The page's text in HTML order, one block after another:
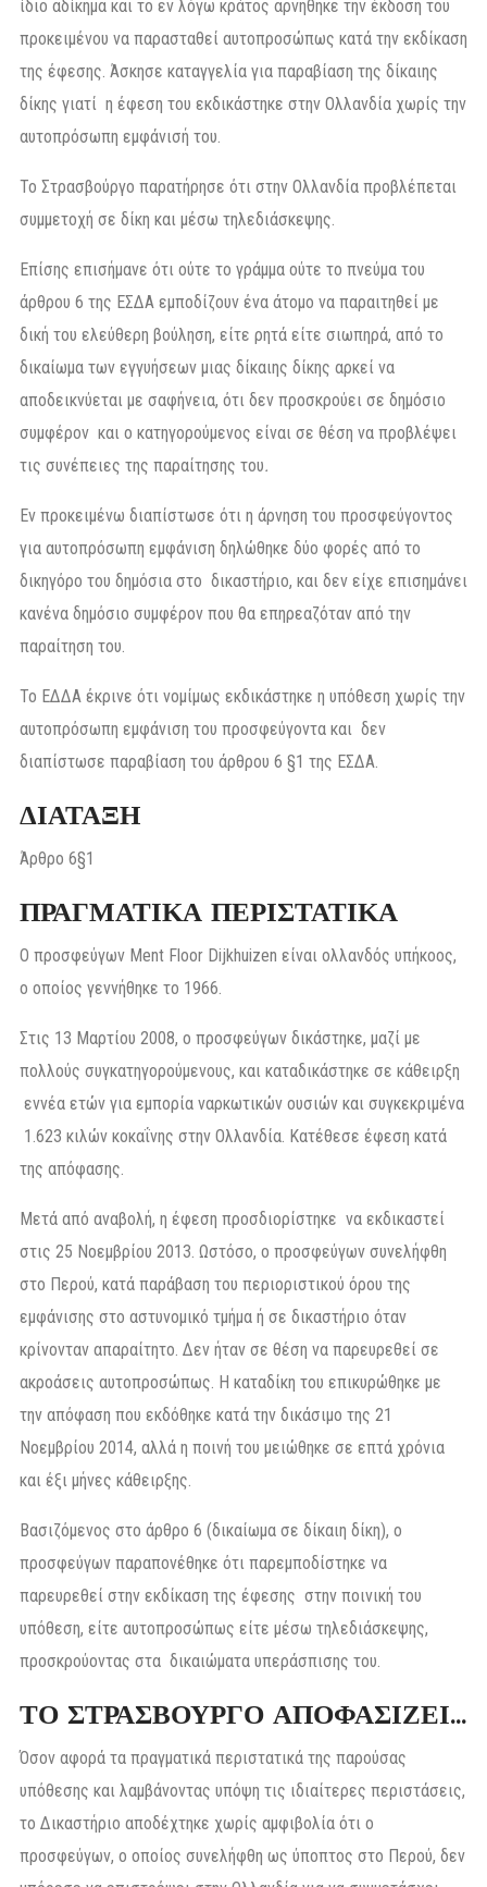
ίδιο αδίκημα και το εν λόγω κράτος αρνήθηκε την έκδοσή του
προκειμένου να παρασταθεί αυτοπροσώπως κατά την εκδίκαση
της έφεσης. Άσκησε καταγγελία για παραβίαση της δίκαιης
δίκης γιατί η έφεση του εκδικάστηκε στην Ολλανδία χωρίς την
αυτοπρόσωπη εμφάνισή του.
Το Στρασβούργο παρατήρησε ότι στην Ολλανδία προβλέπεται
συμμετοχή σε δίκη και μέσω τηλεδιάσκεψης.
Επίσης επισήμανε ότι ούτε το γράμμα ούτε το πνεύμα του
άρθρου 6 της ΕΣΔΑ εμποδίζουν ένα άτομο να παραιτηθεί με
δική του ελεύθερη βούληση, είτε ρητά είτε σιωπηρά, από το
δικαίωμα των εγγυήσεων μιας δίκαιης δίκης αρκεί να
αποδεικνύεται με σαφήνεια, ότι δεν προσκρούει σε δημόσιο
συμφέρον και ο κατηγορούμενος είναι σε θέση να προβλέψει
τις συνέπειες της παραίτησης του.
Εν προκειμένω διαπίστωσε ότι η άρνηση του προσφεύγοντος
για αυτοπρόσωπη εμφάνιση δηλώθηκε δύο φορές από το
δικηγόρο του δημόσια στο δικαστήριο, και δεν είχε επισημάνει
κανένα δημόσιο συμφέρον που θα επηρεαζόταν από την
παραίτηση του.
Το ΕΔΔΑ έκρινε ότι νομίμως εκδικάστηκε η υπόθεση χωρίς την
αυτοπρόσωπη εμφάνιση του προσφεύγοντα και δεν
διαπίστωσε παραβίαση του άρθρου 6 §1 της ΕΣΔΑ.
ΔΙΑΤΑΞΗ
Άρθρο 6§1
ΠΡΑΓΜΑΤΙΚΑ ΠΕΡΙΣΤΑΤΙΚΑ
Ο προσφεύγων Ment Floor Dijkhuizen είναι ολλανδός υπήκοος,
ο οποίος γεννήθηκε το 1966.
Στις 13 Μαρτίου 2008, ο προσφεύγων δικάστηκε, μαζί με
πολλούς συγκατηγορούμενους, και καταδικάστηκε σε κάθειρξη
εννέα ετών για εμπορία ναρκωτικών ουσιών και συγκεκριμένα
1.623 κιλών κοκαΐνης στην Ολλανδία. Κατέθεσε έφεση κατά
της απόφασης.
Μετά από αναβολή, η έφεση προσδιορίστηκε να εκδικαστεί
στις 25 Νοεμβρίου 2013. Ωστόσο, ο προσφεύγων συνελήφθη
στο Περού, κατά παράβαση του περιοριστικού όρου της
εμφάνισης στο αστυνομικό τμήμα ή σε δικαστήριο όταν
κρίνονταν απαραίτητο. Δεν ήταν σε θέση να παρευρεθεί σε
ακροάσεις αυτοπροσώπως. Η καταδίκη του επικυρώθηκε με
την απόφαση που εκδόθηκε κατά την δικάσιμο της 21
Νοεμβρίου 2014, αλλά η ποινή του μειώθηκε σε επτά χρόνια
και έξι μήνες κάθειρξης.
Βασιζόμενος στο άρθρο 6 (δικαίωμα σε δίκαιη δίκη), ο
προσφεύγων παραπονέθηκε ότι παρεμποδίστηκε να
παρευρεθεί στην εκδίκαση της έφεσης στην ποινική του
υπόθεση, είτε αυτοπροσώπως είτε μέσω τηλεδιάσκεψης,
προσκρούοντας στα δικαιώματα υπεράσπισης του.
ΤΟ ΣΤΡΑΣΒΟΥΡΓΟ ΑΠΟΦΑΣΙΖΕΙ…
Όσον αφορά τα πραγματικά περιστατικά της παρούσας
υπόθεσης και λαμβάνοντας υπόψη τις ιδιαίτερες περιστάσεις,
το Δικαστήριο αποδέχτηκε χωρίς αμφιβολία ότι ο
προσφεύγων, ο οποίος συνελήφθη ως ύποπτος στο Περού, δεν